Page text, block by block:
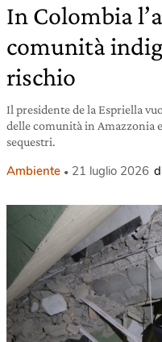
In Colombia
comunità
rischio
Il presidente de la Espriella
delle comunità in Amazzonia
sequestri.
Ambiente 21 luglio 2026